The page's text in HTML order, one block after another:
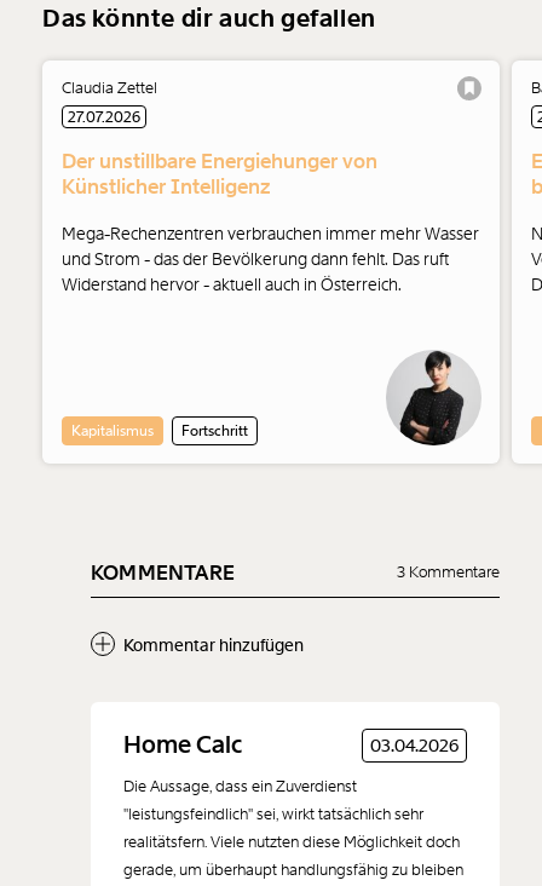
Das könnte dir auch gefallen
Claudia Zettel
27.07.2026
Der unstillbare Energiehunger von
Künstlicher Intelligenz
Mega-Rechenzentren verbrauchen immer mehr Wasser
und Strom - das der Bevölkerung dann fehlt. Das ruft
Widerstand hervor - aktuell auch in Österreich.
Kapitalismus Fortschritt
KOMMENTARE 3 Kommentare
Kommentar hinzufügen
Neuen Kommentar
Home Calc 03.04.2026
Die Aussage, dass ein Zuverdienst
"leistungsfeindlich" sei, wirkt tatsächlich sehr
realitätsfern. Viele nutzten diese Möglichkeit doch
gerade, um überhaupt handlungsfähig zu bleiben